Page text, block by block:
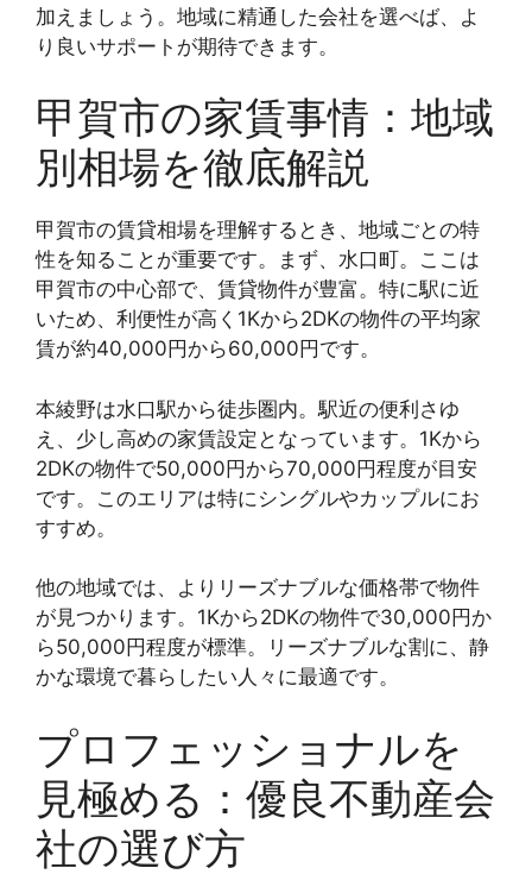
加えましょう。地域に精通した会社を選べば、よ
り良いサポートが期待できます。
甲賀市の家賃事情：地域
別相場を徹底解説
甲賀市の賃貸相場を理解するとき、地域ごとの特
性を知ることが重要です。まず、水口町。ここは
甲賀市の中心部で、賃貸物件が豊富。特に駅に近
いため、利便性が高く1Kから2DKの物件の平均家
賃が約40,000円から60,000円です。
本綾野は水口駅から徒歩圏内。駅近の便利さゆ
え、少し高めの家賃設定となっています。1Kから
2DKの物件で50,000円から70,000円程度が目安
です。このエリアは特にシングルやカップルにお
すすめ。
他の地域では、よりリーズナブルな価格帯で物件
が見つかります。1Kから2DKの物件で30,000円か
ら50,000円程度が標準。リーズナブルな割に、静
かな環境で暮らしたい人々に最適です。
プロフェッショナルを
見極める：優良不動産会
社の選び方